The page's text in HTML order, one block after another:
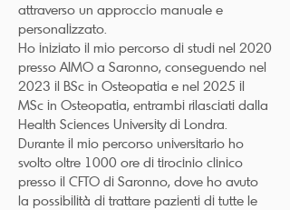
attraverso un approccio manuale e
personalizzato.
Ho iniziato il mio percorso di studi nel 2020
presso AIMO a Saronno, conseguendo nel
2023 il BSc in Osteopatia e nel 2025 il
MSc in Osteopatia, entrambi rilasciati dalla
Health Sciences University di Londra.
Durante il mio percorso universitario ho
svolto oltre 1000 ore di tirocinio clinico
presso il CFTO di Saronno, dove ho avuto
la possibilità di trattare pazienti di tutte le